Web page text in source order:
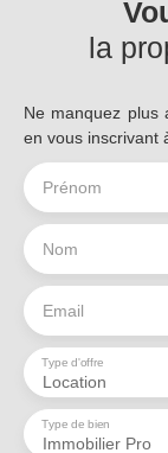
la
Ne manquez plus
en vous inscrivant
Prénom
Nom
Email
Location
Type d'offre
Immobilier Pro
Type de bien